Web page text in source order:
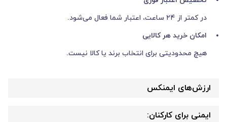
در کمتر از ۲۴ ساعت، اعتبار شما فعال می‌شود.
امکان خرید هر کالایی
هیچ محدودیتی برای انتخاب برند یا کالا نیست.
ارزش‌های ایمنکس
ایمنی برای کارکنان: